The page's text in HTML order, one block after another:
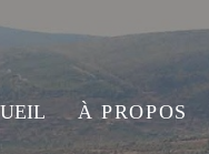
À PROPOS